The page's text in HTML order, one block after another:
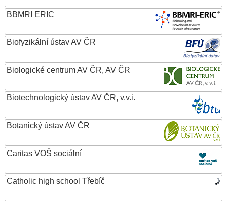
BBMRI ERIC
Biofyzikální ústav AV ČR
Biologické centrum AV ČR, AV ČR
Biotechnologický ústav AV ČR, v.v.i.
Botanický ústav AV ČR
Caritas VOŠ sociální
Catholic high school Třebíč